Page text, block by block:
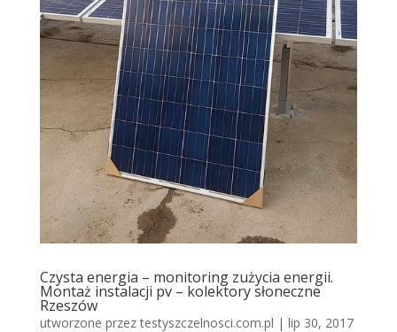
Czysta energia – monitoring zużycia energii.
Montaż instalacji pv – kolektory słoneczne
Rzeszów
utworzone przeztestyszczelnosci.com.pl | lip 30, 2017